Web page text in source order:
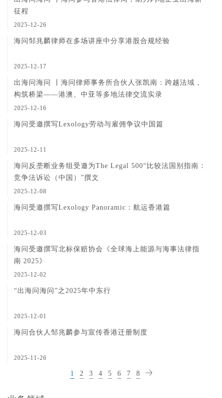
征程
2025-12-26
海问邹兆麟律师在多场讲座中分享港股合规经验
2025-12-17
出海问海问 丨海问律师事务所合伙人张凯南：跨越法域，
构筑桥梁——港澳、中亚等多地法律交流实录
2025-12-16
海问受邀撰写Lexology劳动与雇佣争议中国篇
2025-12-11
海问反垄断业务组受邀为The Legal 500“比较法国别指南：
竞争法诉讼（中国）”撰文
2025-12-08
海问受邀撰写Lexology Panoramic：航运香港篇
2025-12-03
海问受邀撰写北标保赔协会《全球海上能源与海事法律指
南 2025》
2025-12-02
“出海问海问”之2025年中东行
2025-12-01
海问合伙人邹兆麟参与宣传香港迁册制度
2025-11-26
1 2 3 4 5 6 7 8